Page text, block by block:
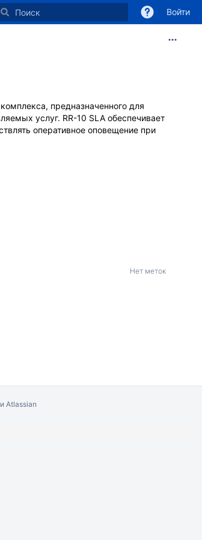
Войти
предназначенного для
услуг. RR-10 SLA обеспечивает
оперативное оповещение при
Нет меток
Atlassian